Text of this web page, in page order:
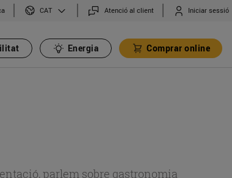
CAT Atenció al client Iniciar sessió
Energia Comprar online
parlem sobre gastronomia